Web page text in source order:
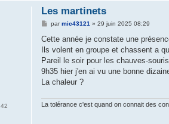
Les martinets
M
s
a
g
parmic43121 » 29 juin 2025 08:29
Cette année je constate une
Ils volent en groupe et chassent a
Pareil le soir pour les chauves-
9h35 hier j'en ai vu une bonne
La chaleur ?
La tolérance c'est quand on connait des